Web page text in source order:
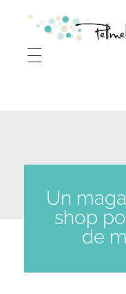
P
ellmell Déco - Audrey POHU - Décoratrice d'intérieur à Vitré (35) Ille-et-Vilaine, Rennes, Laval et à distance
Décoration d'intérieur
Un
shop
de